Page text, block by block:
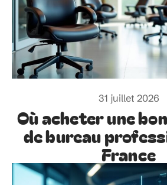
31 juillet 2026
Où acheter une
de bureau
France